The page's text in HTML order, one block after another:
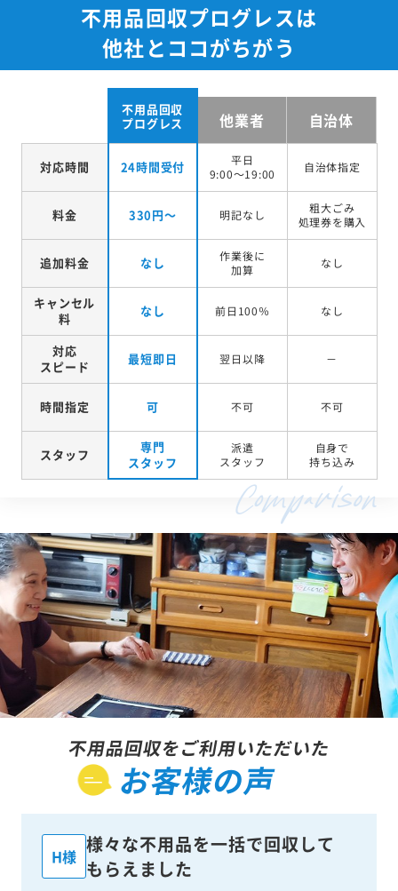
不用品回収プログレスは
他社とココがちがう
不用品回収
プログレス
他業者 自治体
対応時間 24時間受付
平日
9:00～19:00
自治体指定
料金 330円～ 明記なし
粗大ごみ
処理券を購入
追加料金 なし
作業後に
加算
なし
キャンセル
料
なし 前日100％ なし
対応
スピード
最短即日 翌日以降 －
時間指定 可 不可 不可
スタッフ
専門
スタッフ
派遣
スタッフ
自身で
持ち込み
不用品回収をご利用いただいた
お客様の声
H様
様々な不用品を一括で回収して
もらえました